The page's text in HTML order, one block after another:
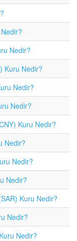
Nedir?
Kuru Nedir?
Nedir?
Nedir?
Kuru Nedir?
Nedir?
Nedir?
Nedir?
Kuru Nedir?
Nedir?
Nedir?